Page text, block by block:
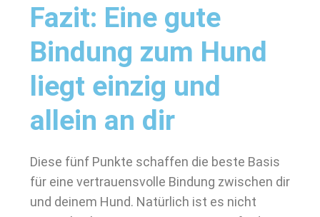
Fazit: Eine gute
Bindung zum Hund
liegt einzig und
allein an dir
Diese fünf Punkte schaffen die beste Basis
für eine vertrauensvolle Bindung zwischen dir
und deinem Hund. Natürlich ist es nicht